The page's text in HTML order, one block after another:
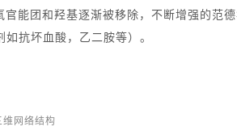
能团和羟基逐渐被移除，不断增强的范
抗坏血酸，乙二胺等）。
网络结构